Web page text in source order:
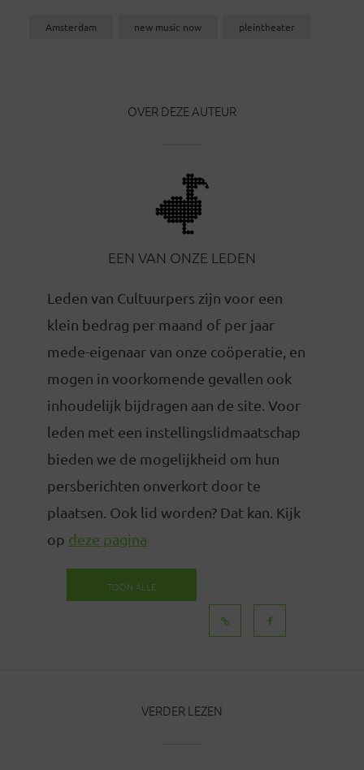
Amsterdam new music now pleintheater
OVER DEZE AUTEUR
EEN VAN ONZE LEDEN
Leden van Cultuurpers zijn voor een
klein bedrag per maand of per jaar
mede-eigenaar van onze coöperatie, en
mogen in voorkomende gevallen ook
inhoudelijk bijdragen aan de site. Voor
leden met een instellingslidmaatschap
bieden we de mogelijkheid om hun
persberichten onverkort door te
plaatsen. Ook lid worden? Dat kan. Kijk
op deze pagina
TOON ALLE
VERDER LEZEN